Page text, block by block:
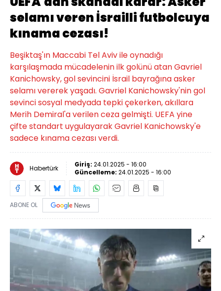
selamı veren İsrailli futbolcuya
kınama cezası!
Beşiktaş'ın Maccabi Tel Aviv ile oynadığı
karşılaşmada mücadelenin ilk golünü atan Gavriel
Kanichowsky, gol sevincini İsrail bayrağına asker
selamı vererek yaşadı. Gavriel Kanichowsky'nin gol
sevinci sosyal medyada tepki çekerken, akıllara
Merih Demiral'a verilen ceza gelmişti. UEFA yine
çifte standart uygulayarak Gavriel Kanichowsky'e
sadece kınama cezası verdi.
Habertürk Giriş: 24.01.2025 - 16:00
Güncelleme: 24.01.2025 - 16:00
ABONE OL